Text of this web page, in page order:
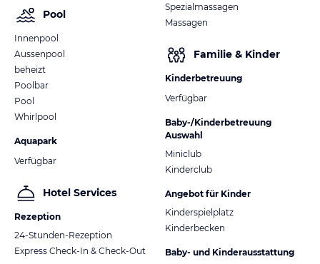
Pool
Innenpool
Aussenpool
beheizt
Poolbar
Pool
Whirlpool
Aquapark
Verfügbar
Hotel Services
Rezeption
24-Stunden-Rezeption
Express Check-In & Check-Out
Spezialmassagen
Massagen
Familie & Kinder
Kinderbetreuung
Verfügbar
Baby-/Kinderbetreuung
Auswahl
Miniclub
Kinderclub
Angebot für Kinder
Kinderspielplatz
Kinderbecken
Baby- und Kinderausstattung